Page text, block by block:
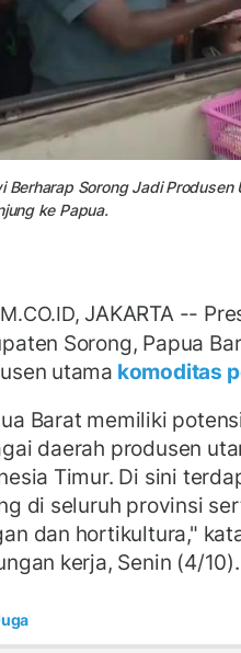
Berharap Sorong Jadi
ke Papua.
JAKARTA --
Sorong, Papua
utama komoditas
Barat memiliki
daerah produsen
Timur. Di sini
di seluruh provinsi
dan hortikultura,"
kerja, Senin (4/10).